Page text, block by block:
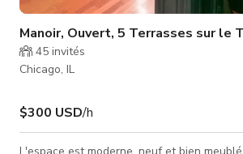
Manoir, Ouvert, 5 Terrasses sur
45 invités
Chicago, IL
$300 USD/h
L'espace est moderne, neuf et bien meublé. Le niveau